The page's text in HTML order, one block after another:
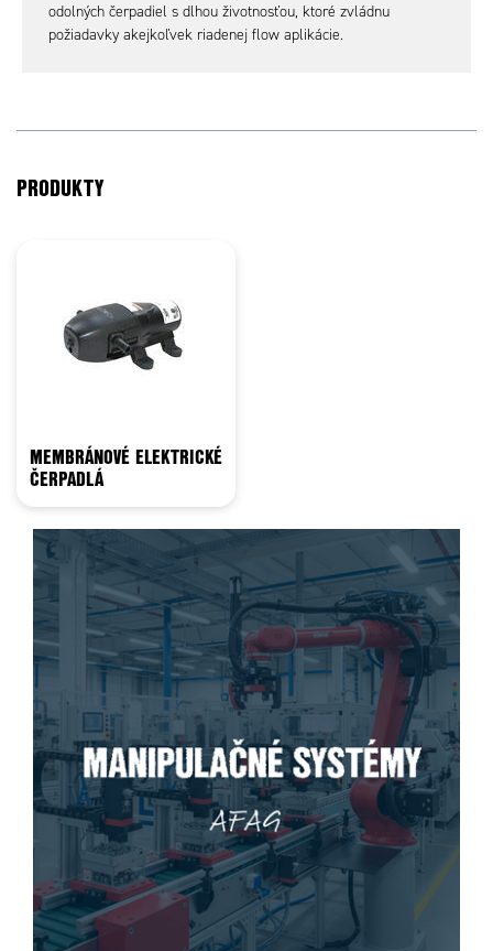
odolných čerpadiel s dlhou životnosťou, ktoré zvládnu
požiadavky akejkoľvek riadenej flow aplikácie.
PRODUKTY
MEMBRÁNOVÉ ELEKTRICKÉ
ČERPADLÁ